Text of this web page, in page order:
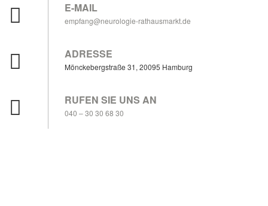
E-MAIL
empfang@neurologie-rathausmarkt.de
ADRESSE
Mönckebergstraße 31, 20095 Hamburg
RUFEN SIE UNS AN
040 – 30 30 68 30